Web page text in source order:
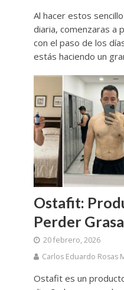
Al hacer estos
diaria, comenzaras a
con el paso de los
estás haciendo un
Ostafit:
Perder
20 febrero, 2026
Carlos Eduardo Rosas
Ostafit es un